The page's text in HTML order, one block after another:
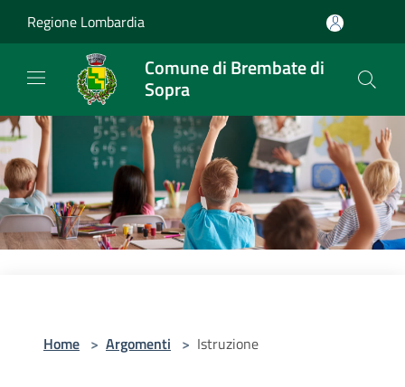
Regione Lombardia
Comune di Brembate di
Sopra
Home > Argomenti > Istruzione